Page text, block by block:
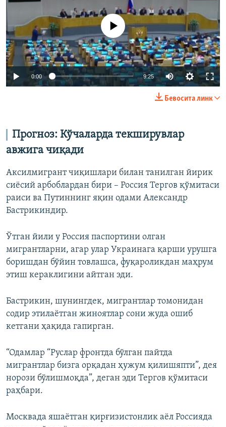
Айни дамда медиа-манба мавжуд эмас
0:00 9:25 Auto
Бевосита линк
Прогноз: Кўчаларда текширувлар
авжига чиқади
Аксилмигрант чиқишлари билан танилган йирик
сиёсий арбоблардан бири – Россия Тергов қўмитаси
раиси ва Путиннинг яқин одами Александр
Бастрикиндир.
Ўтган йили у Россия паспортини олган
мигрантларни, агар улар Украинага қарши урушга
боришдан бўйин товлашса, фуқароликдан маҳрум
этиш кераклигини айтган эди.
Бастрикин, шунингдек, мигрантлар томонидан
содир этилаётган жиноятлар сони жуда ошиб
кетгани ҳақида гапирган.
“Одамлар “Руслар фронтда бўлган пайтда
мигрантлар бизга орқадан ҳужум қилишяпти”, дея
норози бўлишмоқда”, деган эди Тергов қўмитаси
раҳбари.
Москвада яшаётган қирғизистонлик аёл Россияда